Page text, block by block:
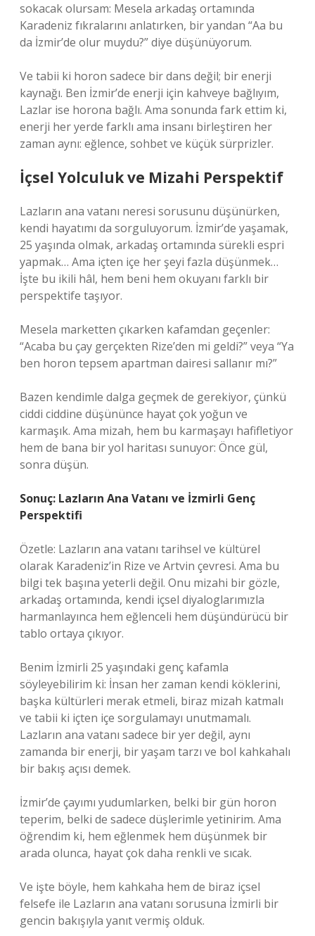
sokacak olursam: Mesela arkadaş ortamında
Karadeniz fıkralarını anlatırken, bir yandan “Aa bu
da İzmir’de olur muydu?” diye düşünüyorum.
Ve tabii ki horon sadece bir dans değil; bir enerji
kaynağı. Ben İzmir’de enerji için kahveye bağlıyım,
Lazlar ise horona bağlı. Ama sonunda fark ettim ki,
enerji her yerde farklı ama insanı birleştiren her
zaman aynı: eğlence, sohbet ve küçük sürprizler.
İçsel Yolculuk ve Mizahi Perspektif
Lazların ana vatanı neresi sorusunu düşünürken,
kendi hayatımı da sorguluyorum. İzmir’de yaşamak,
25 yaşında olmak, arkadaş ortamında sürekli espri
yapmak… Ama içten içe her şeyi fazla düşünmek…
İşte bu ikili hâl, hem beni hem okuyanı farklı bir
perspektife taşıyor.
Mesela marketten çıkarken kafamdan geçenler:
“Acaba bu çay gerçekten Rize’den mi geldi?” veya “Ya
ben horon tepsem apartman dairesi sallanır mı?”
Bazen kendimle dalga geçmek de gerekiyor, çünkü
ciddi ciddine düşününce hayat çok yoğun ve
karmaşık. Ama mizah, hem bu karmaşayı hafifletiyor
hem de bana bir yol haritası sunuyor: Önce gül,
sonra düşün.
Sonuç: Lazların Ana Vatanı ve İzmirli Genç
Perspektifi
Özetle: Lazların ana vatanı tarihsel ve kültürel
olarak Karadeniz’in Rize ve Artvin çevresi. Ama bu
bilgi tek başına yeterli değil. Onu mizahi bir gözle,
arkadaş ortamında, kendi içsel diyaloglarımızla
harmanlayınca hem eğlenceli hem düşündürücü bir
tablo ortaya çıkıyor.
Benim İzmirli 25 yaşındaki genç kafamla
söyleyebilirim ki: İnsan her zaman kendi köklerini,
başka kültürleri merak etmeli, biraz mizah katmalı
ve tabii ki içten içe sorgulamayı unutmamalı.
Lazların ana vatanı sadece bir yer değil, aynı
zamanda bir enerji, bir yaşam tarzı ve bol kahkahalı
bir bakış açısı demek.
İzmir’de çayımı yudumlarken, belki bir gün horon
teperim, belki de sadece düşlerimle yetinirim. Ama
öğrendim ki, hem eğlenmek hem düşünmek bir
arada olunca, hayat çok daha renkli ve sıcak.
Ve işte böyle, hem kahkaha hem de biraz içsel
felsefe ile Lazların ana vatanı sorusuna İzmirli bir
gencin bakışıyla yanıt vermiş olduk.